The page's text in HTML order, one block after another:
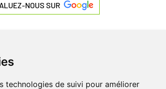
technologies de suivi pour améliorer
NOUS SUR